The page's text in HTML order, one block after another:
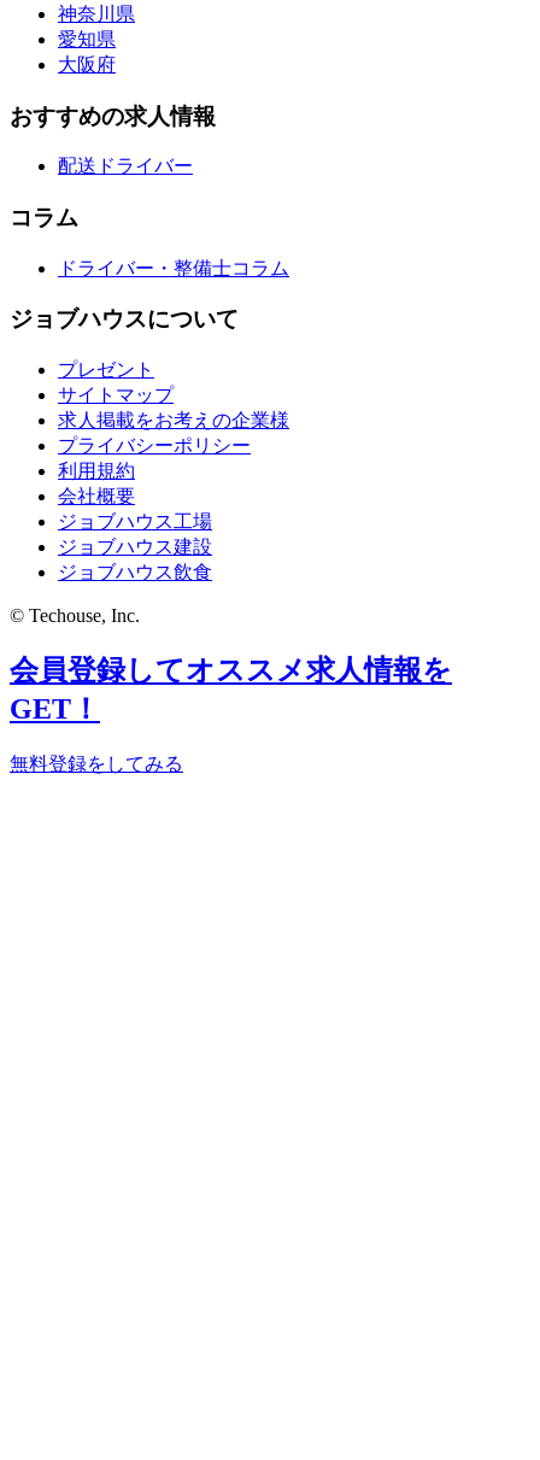
神奈川県
愛知県
大阪府
おすすめの求人情報
配送ドライバー
コラム
ドライバー・整備士コラム
ジョブハウスについて
プレゼント
サイトマップ
求人掲載をお考えの企業様
プライバシーポリシー
利用規約
会社概要
ジョブハウス工場
ジョブハウス建設
ジョブハウス飲食
© Techouse, Inc.
会員登録してオススメ求人情報を
GET！
無料登録をしてみる